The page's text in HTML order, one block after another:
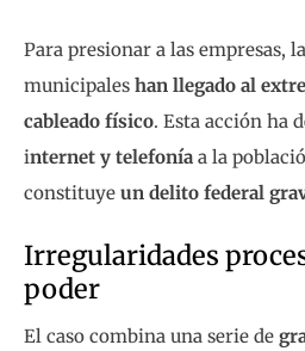
Para presionar a las empresas,
municipales han llegado al
cableado físico. Esta acción ha
internet y telefonía a la
constituye un delito federal
Irregularidades
poder
El caso combina una serie de